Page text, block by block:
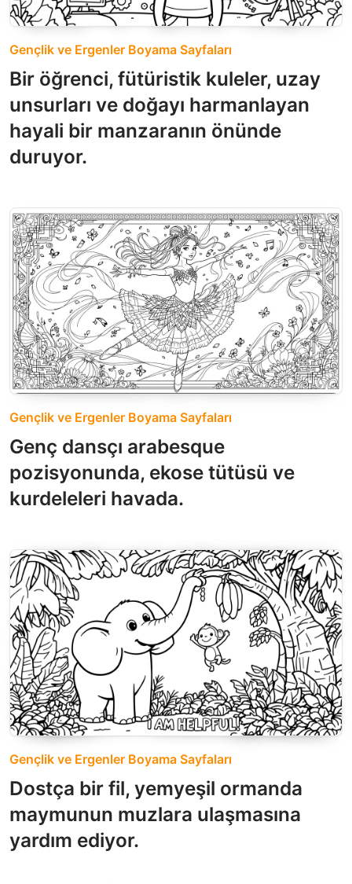
Gençlik ve Ergenler Boyama Sayfaları
Bir öğrenci, fütüristik kuleler, uzay
unsurları ve doğayı harmanlayan
hayali bir manzaranın önünde
duruyor.
Gençlik ve Ergenler Boyama Sayfaları
Genç dansçı arabesque
pozisyonunda, ekose tütüsü ve
kurdeleleri havada.
Gençlik ve Ergenler Boyama Sayfaları
Dostça bir fil, yemyeşil ormanda
maymunun muzlara ulaşmasına
yardım ediyor.